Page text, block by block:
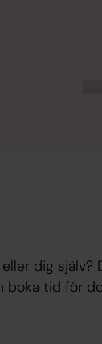
dig själv?
boka tid för